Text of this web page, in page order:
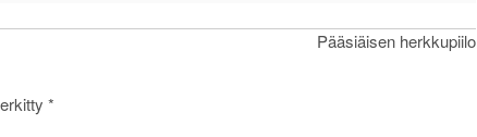
Pääsiäisen herkkupiilo
*